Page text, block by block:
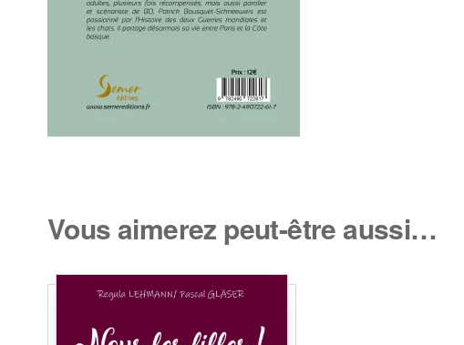
Vous aimerez peut-être aussi…